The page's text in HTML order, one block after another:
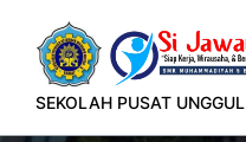
konten
SEKOLAH PUSAT